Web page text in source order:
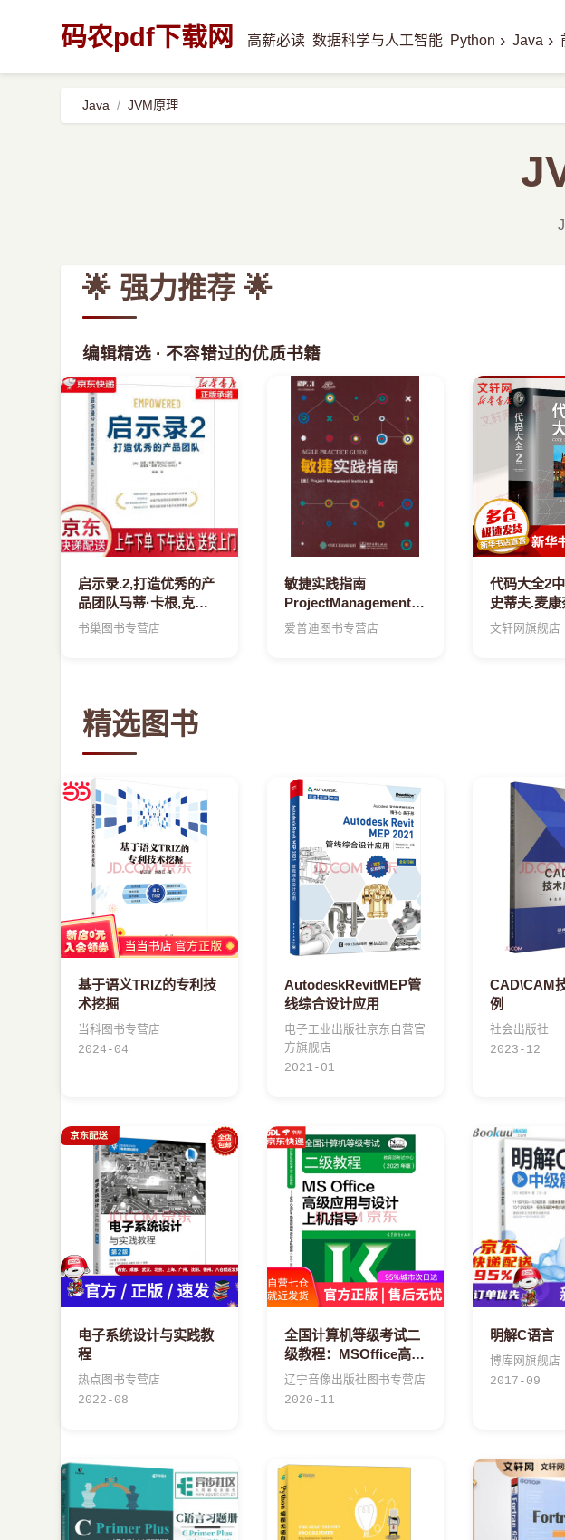
码农pdf下载网 高薪必读 数据科学与人工智能 Python › Java ›
Java JVM原理
🌟 强力推荐 🌟
编辑精选 · 不容错过的优质书籍
启示录.2,打造优秀的产
品团队马蒂·卡根,克里
斯·琼斯
书巢图书专营店
敏捷实践指南
ProjectManagementInstitute
出
爱普迪图书专营店
代码大全2
史蒂夫.麦
件应用开发
文轩网旗舰店
精选图书
基于语义TRIZ的专利技
术挖掘
当科图书专营店
2024-04
AutodeskRevitMEP管
线综合设计应用
电子工业出版社京东自营官
方旗舰店
2021-01
CAD\CAM
例
社会出版社
2023-12
电子系统设计与实践教
程
热点图书专营店
2022-08
全国计算机等级考试二
级教程：MSOffice高级
应用与设计上机指导
辽宁音像出版社图书专营店
2020-11
明解C语言
博库网旗舰店
2017-09